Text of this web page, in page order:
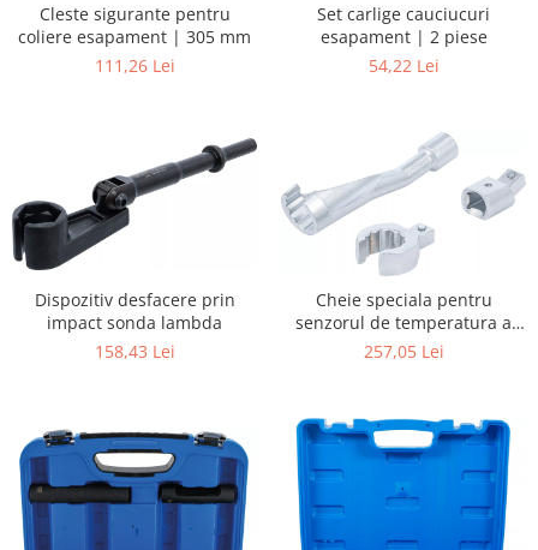
Cleste sigurante pentru
coliere esapament | 305 mm
111,26 Lei
Set carlige cauciucuri
esapament | 2 piese
54,22 Lei
Dispozitiv desfacere prin
impact sonda lambda
158,43 Lei
Cheie speciala pentru
senzorul de temperatura a
gazelor evacuate | 19 mm |
257,05 Lei